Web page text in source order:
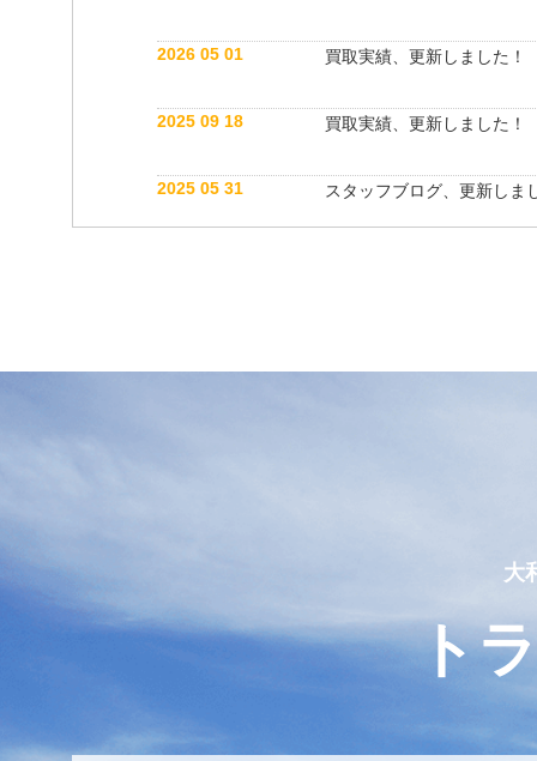
2026 05 01 買取実績、更新しました！
2025 09 18 買取実績、更新しました！
2025 05 31 スタッフブログ、更新しま
大
ト